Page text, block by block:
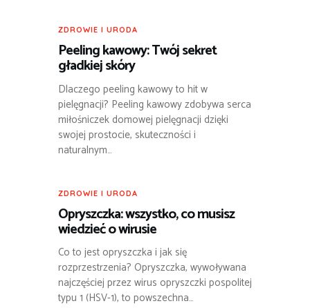
ZDROWIE I URODA
Peeling kawowy: Twój sekret
gładkiej skóry
Dlaczego peeling kawowy to hit w
pielęgnacji? Peeling kawowy zdobywa serca
miłośniczek domowej pielęgnacji dzięki
swojej prostocie, skuteczności i
naturalnym…
ZDROWIE I URODA
Opryszczka: wszystko, co musisz
wiedzieć o wirusie
Co to jest opryszczka i jak się
rozprzestrzenia? Opryszczka, wywoływana
najczęściej przez wirus opryszczki pospolitej
typu 1 (HSV-1), to powszechna…